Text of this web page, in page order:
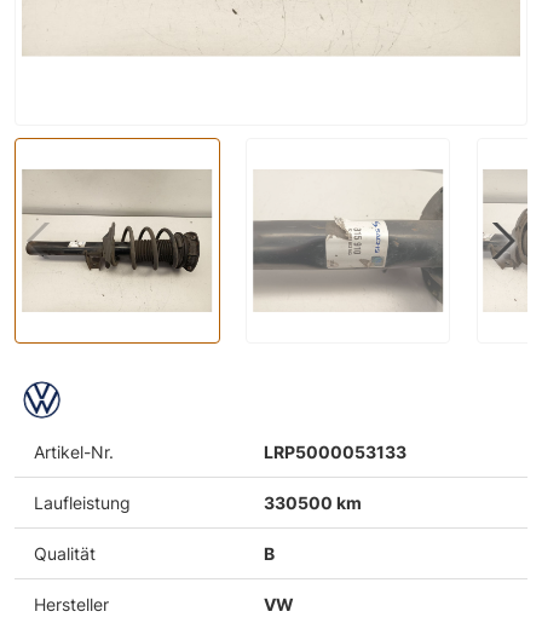
Artikel-Nr. LRP5000053133
Laufleistung 330500 km
Qualität B
Hersteller VW